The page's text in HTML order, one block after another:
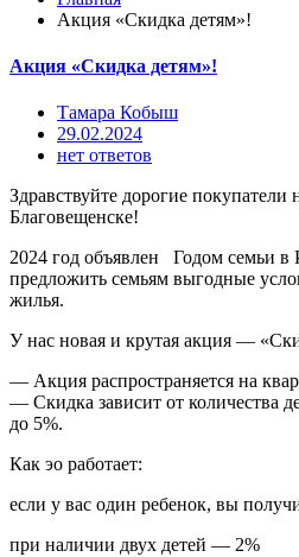
Акция «Скидка детям»!
Акция «Скидка детям»!
Тамара Кобыш
29.02.2024
нет ответов
Здравствуйте дорогие
Благовещенске!
2024 год объявлен Годом семьи
предложить семьям выгодные
жилья.
У нас новая и крутая акция —
— Акция распространяется на
— Скидка зависит от количества
до 5%.
Как эо работает:
если у вас один ребенок, вы
при наличии двух детей — 2%